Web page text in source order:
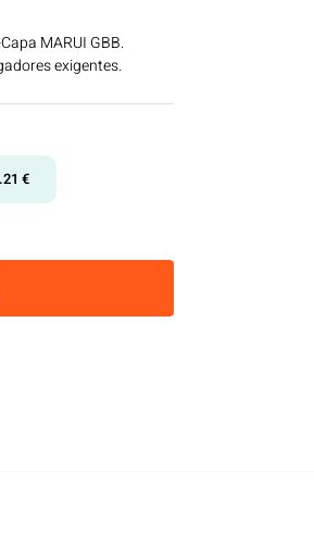
MARUI GBB.
exigentes.
€